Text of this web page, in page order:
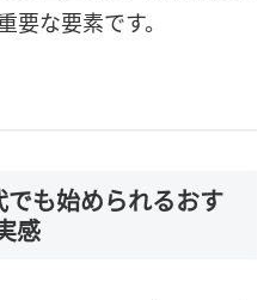
な要素です。
も始められるおす
感